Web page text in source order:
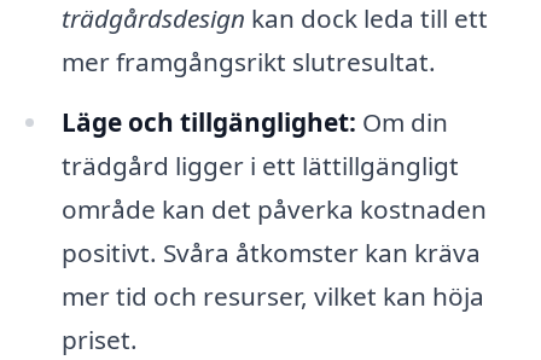
trädgårdsdesign kan dock leda till ett
mer framgångsrikt slutresultat.
Läge och tillgänglighet: Om din
trädgård ligger i ett lättillgängligt
område kan det påverka kostnaden
positivt. Svåra åtkomster kan kräva
mer tid och resurser, vilket kan höja
priset.